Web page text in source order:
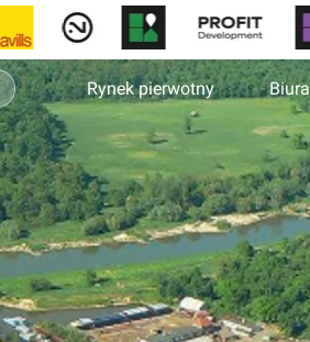
Rynek pierwotny Biura